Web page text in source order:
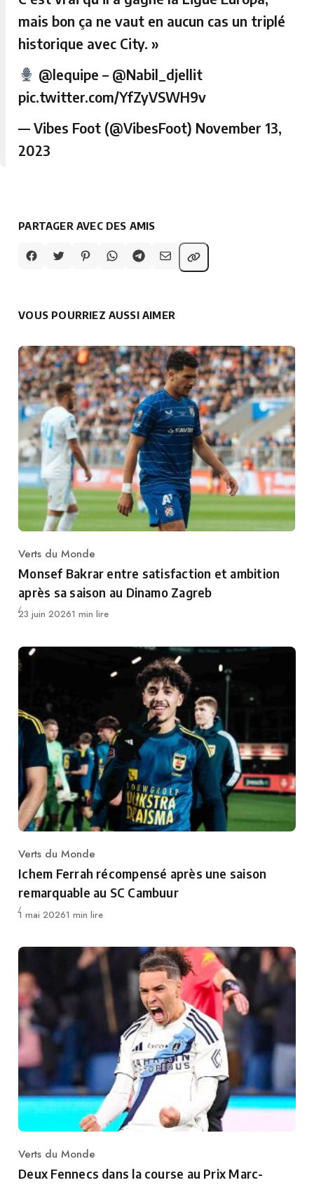
mais bon ça ne vaut en aucun cas un triplé
historique avec City. »
@lequipe – @Nabil_djellit
pic.twitter.com/YfZyVSWH9v
— Vibes Foot (@VibesFoot) November 13,
2023
PARTAGER AVEC DES AMIS
VOUS POURRIEZ AUSSI AIMER
Category
Verts du Monde
Monsef Bakrar entre satisfaction et ambition
après sa saison au Dinamo Zagreb
Publié
23 juin 20261 min lire
Category
Verts du Monde
Ichem Ferrah récompensé après une saison
remarquable au SC Cambuur
Publié
1 mai 20261 min lire
Category
Verts du Monde
Deux Fennecs dans la course au Prix Marc-